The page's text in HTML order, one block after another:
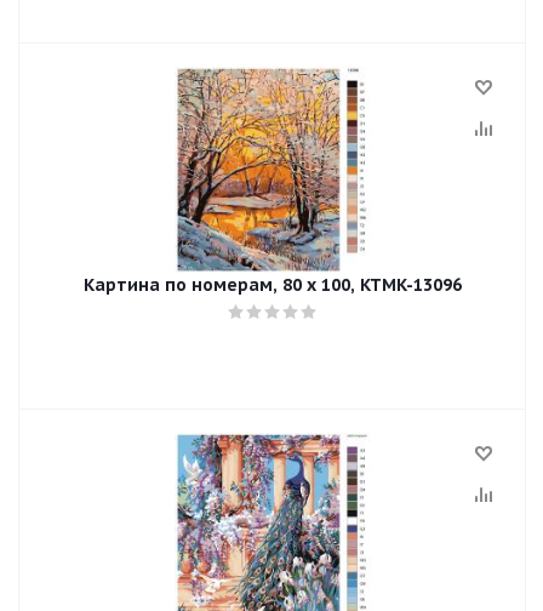
Картина по номерам, 80 x 100, KTMK-13096